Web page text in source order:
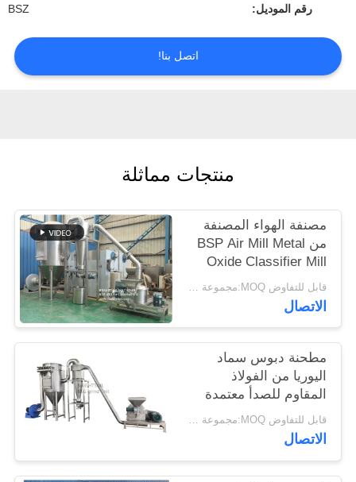
اتصل
بنا
خريطة
الموقع
PRIVACY
POLICY
رقم الموديل: BSZ
اتصل بنا!
منتجات مماثلة
مصنفة الهواء المصنفة
من BSP Air Mill Metal
Oxide Classifier Mill
Metal Oxide ACM
Ggrinder من Brightsail
قابل للتفاوض MOQ:مجموعة واحدة
الاتصال
مطحنة دبوس سماد
اليوريا من الفولاذ
المقاوم للصدأ معتمدة
من CE
قابل للتفاوض MOQ:مجموعة واحدة
الاتصال